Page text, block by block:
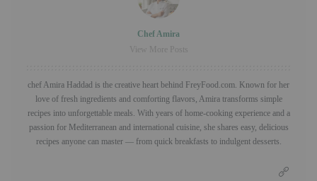
Chef Amira
View More Posts
chef Amira Haddad is the creative heart behind FreyFood.com. Known for her
love of fresh ingredients and comforting flavors, Amira transforms simple
recipes into unforgettable meals. With years of home-cooking experience and a
passion for Mediterranean and international cuisine, she shares easy, delicious
recipes anyone can master — from quick breakfasts to indulgent desserts.